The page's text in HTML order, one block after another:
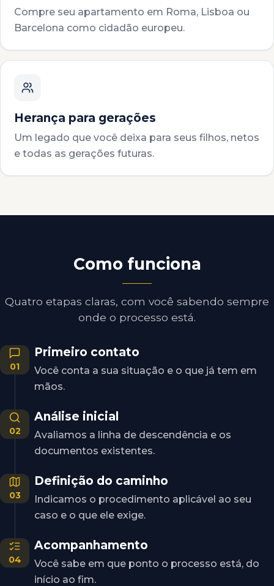
Compre seu apartamento em Roma, Lisboa ou
Barcelona como cidadão europeu.
Herança para gerações
Um legado que você deixa para seus filhos, netos
e todas as gerações futuras.
Como funciona
Quatro etapas claras, com você sabendo sempre
onde o processo está.
01
Primeiro contato
Você conta a sua situação e o que já tem em
mãos.
02
Análise inicial
Avaliamos a linha de descendência e os
documentos existentes.
03
Definição do caminho
Indicamos o procedimento aplicável ao seu
caso e o que ele exige.
04
Acompanhamento
Você sabe em que ponto o processo está, do
início ao fim.